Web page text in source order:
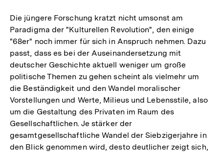
Die jüngere Forschung kratzt nicht umsonst am
Paradigma der "Kulturellen Revolution", den einige
"68er" noch immer für sich in Anspruch nehmen. Dazu
passt, dass es bei der Auseinandersetzung mit
deutscher Geschichte aktuell weniger um große
politische Themen zu gehen scheint als vielmehr um
die Beständigkeit und den Wandel moralischer
Vorstellungen und Werte, Milieus und Lebensstile, also
um die Gestaltung des Privaten im Raum des
Gesellschaftlichen. Je stärker der
gesamtgesellschaftliche Wandel der Siebzigerjahre in
den Blick genommen wird, desto deutlicher zeigt sich,